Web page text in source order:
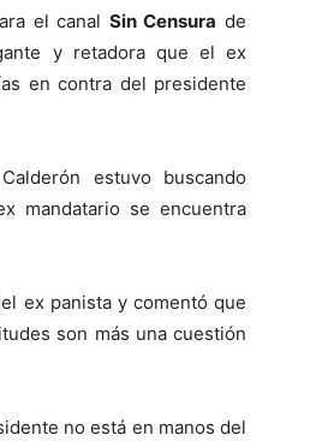
el canal Sin Censura de
y retadora que el ex
en contra del presidente
estuvo buscando
mandatario se encuentra
ex panista y comentó que
son más una cuestión
no está en manos del